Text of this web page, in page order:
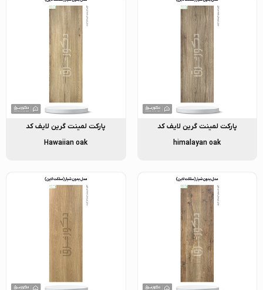
پارکت لمینت گرین لایف کد
himalayan oak
پارکت لمینت گرین لایف کد
Hawaiian oak